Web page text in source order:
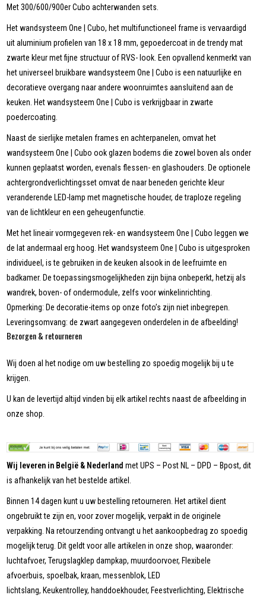
Met 300/600/900er Cubo achterwanden sets.
Het wandsysteem One | Cubo, het multifunctioneel frame is vervaardigd
uit aluminium profielen van 18 x 18 mm, gepoedercoat in de trendy mat
zwarte kleur met fijne structuur of RVS- look. Een opvallend kenmerkt van
het universeel bruikbare wandsysteem One | Cubo is een natuurlijke en
decoratieve overgang naar andere woonruimtes aansluitend aan de
keuken. Het wandsysteem One | Cubo is verkrijgbaar in zwarte
poedercoating.
Naast de sierlijke metalen frames en achterpanelen, omvat het
wandsysteem One | Cubo ook glazen bodems die zowel boven als onder
kunnen geplaatst worden, evenals flessen- en glashouders. De optionele
achtergrondverlichtingsset omvat de naar beneden gerichte kleur
veranderende LED-lamp met magnetische houder, de traploze regeling
van de lichtkleur en een geheugenfunctie.
Met het lineair vormgegeven rek- en wandsysteem One | Cubo leggen we
de lat andermaal erg hoog. Het wandsysteem One | Cubo is uitgesproken
individueel, is te gebruiken in de keuken alsook in de leefruimte en
badkamer. De toepassingsmogelijkheden zijn bijna onbeperkt, hetzij als
wandrek, boven- of ondermodule, zelfs voor winkelinrichting.
Opmerking: De decoratie-items op onze foto’s zijn niet inbegrepen.
Leveringsomvang: de zwart aangegeven onderdelen in de afbeelding!
Bezorgen & retourneren
Wij doen al het nodige om uw bestelling zo spoedig mogelijk bij u te
krijgen.
U kan de levertijd altijd vinden bij elk artikel rechts naast de afbeelding in
onze shop.
Wij leveren in België & Nederland met UPS – Post NL – DPD – Bpost, dit
is afhankelijk van het bestelde artikel.
Binnen 14 dagen kunt u uw bestelling retourneren. Het artikel dient
ongebruikt te zijn en, voor zover mogelijk, verpakt in de originele
verpakking. Na retourzending ontvangt u het aankoopbedrag zo spoedig
mogelijk terug. Dit geldt voor alle artikelen in onze shop, waaronder:
luchtafvoer, Terugslagklep dampkap, muurdoorvoer, Flexibele
afvoerbuis, spoelbak, kraan, messenblok, LED
lichtslang, Keukentrolley, handdoekhouder, Feestverlichting, Elektrische